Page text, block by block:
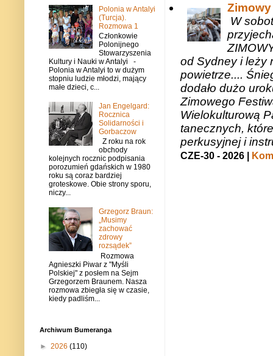
W
od Sydney i leży
powietrze....
dodało dużo
Zimowego
Wielokulturową
tanecznych,
perkusyjnej i
CZE-30 - 2026 |
Polonia w Antalyi
(Turcja).
Rozmowa 1
Członkowie
Polonijnego
Stowarzyszenia
Kultury i Nauki w Antalyi -
Polonia w Antalyi to w dużym
stopniu ludzie młodzi, mający
małe dzieci, c...
Jan Engelgard:
Rocznica
Solidarności i
Gorbaczow
Z roku na rok
obchody
kolejnych rocznic podpisania
porozumień gdańskich w 1980
roku są coraz bardziej
groteskowe. Obie strony sporu,
niczy...
Grzegorz Braun:
„Musimy
zachować
zdrowy
rozsądek”
Rozmowa
Agnieszki Piwar z "Myśli
Polskiej" z posłem na Sejm
Grzegorzem Braunem. Nasza
rozmowa zbiegła się w czasie,
kiedy padliśm...
Archiwum Bumeranga
► 2026 (110)